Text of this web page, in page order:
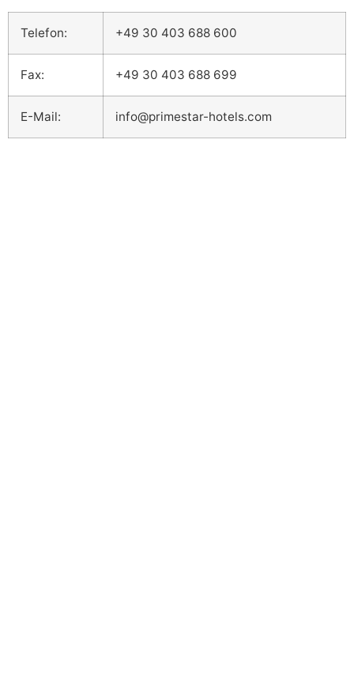
Telefon: +49 30 403 688 600
Fax: +49 30 403 688 699
E-Mail: info@primestar-hotels.com